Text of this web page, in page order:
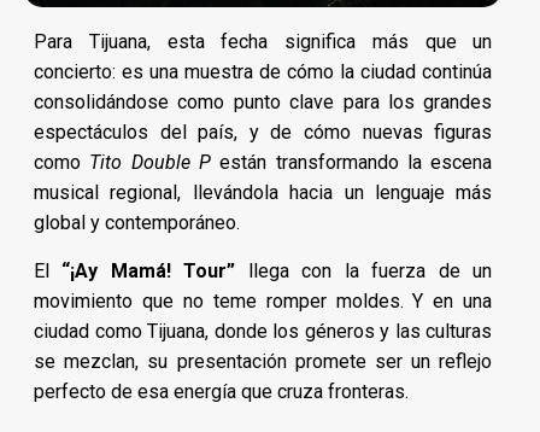
Para Tijuana, esta fecha significa más que un
concierto: es una muestra de cómo la ciudad continúa
consolidándose como punto clave para los grandes
espectáculos del país, y de cómo nuevas figuras
como Tito Double Pestán transformando la escena
musical regional, llevándola hacia un lenguaje más
global y contemporáneo.
El “¡Ay Mamá! Tour” llega con la fuerza de un
movimiento que no teme romper moldes. Y en una
ciudad como Tijuana, donde los géneros y las culturas
se mezclan, su presentación promete ser un reflejo
perfecto de esa energía que cruza fronteras.